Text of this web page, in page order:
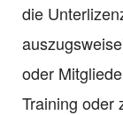
die
oder
Training oder